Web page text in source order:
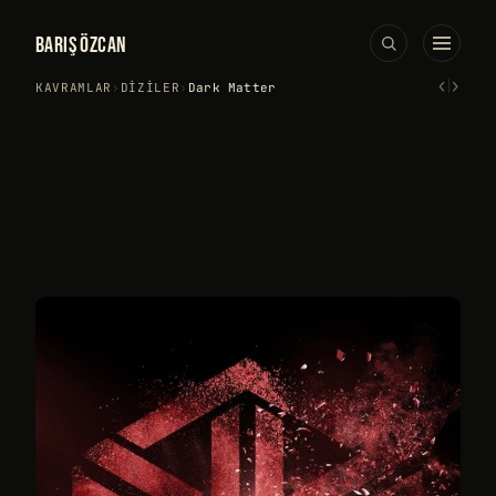
BARIŞ ÖZCAN
KAVRAMLAR › DIZILER › Dark Matter ‹›